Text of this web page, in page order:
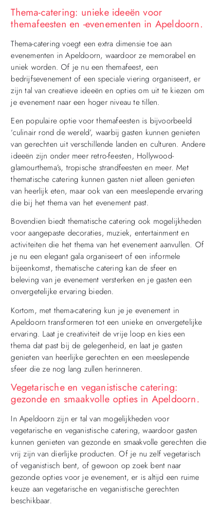
Thema-catering: unieke ideeën voor
themafeesten en -evenementen in Apeldoorn.
Thema-catering voegt een extra dimensie toe aan
evenementen in Apeldoorn, waardoor ze memorabel en
uniek worden. Of je nu een themafeest, een
bedrijfsevenement of een speciale viering organiseert, er
zijn tal van creatieve ideeën en opties om uit te kiezen om
je evenement naar een hoger niveau te tillen.
Een populaire optie voor themafeesten is bijvoorbeeld
‘culinair rond de wereld’, waarbij gasten kunnen genieten
van gerechten uit verschillende landen en culturen. Andere
ideeën zijn onder meer retro-feesten, Hollywood-
glamourthema’s, tropische strandfeesten en meer. Met
thematische catering kunnen gasten niet alleen genieten
van heerlijk eten, maar ook van een meeslepende ervaring
die bij het thema van het evenement past.
Bovendien biedt thematische catering ook mogelijkheden
voor aangepaste decoraties, muziek, entertainment en
activiteiten die het thema van het evenement aanvullen. Of
je nu een elegant gala organiseert of een informele
bijeenkomst, thematische catering kan de sfeer en
beleving van je evenement versterken en je gasten een
onvergetelijke ervaring bieden.
Kortom, met thema-catering kun je je evenement in
Apeldoorn transformeren tot een unieke en onvergetelijke
ervaring. Laat je creativiteit de vrije loop en kies een
thema dat past bij de gelegenheid, en laat je gasten
genieten van heerlijke gerechten en een meeslepende
sfeer die ze nog lang zullen herinneren.
Vegetarische en veganistische catering:
gezonde en smaakvolle opties in Apeldoorn.
In Apeldoorn zijn er tal van mogelijkheden voor
vegetarische en veganistische catering, waardoor gasten
kunnen genieten van gezonde en smaakvolle gerechten die
vrij zijn van dierlijke producten. Of je nu zelf vegetarisch
of veganistisch bent, of gewoon op zoek bent naar
gezonde opties voor je evenement, er is altijd een ruime
keuze aan vegetarische en veganistische gerechten
beschikbaar.